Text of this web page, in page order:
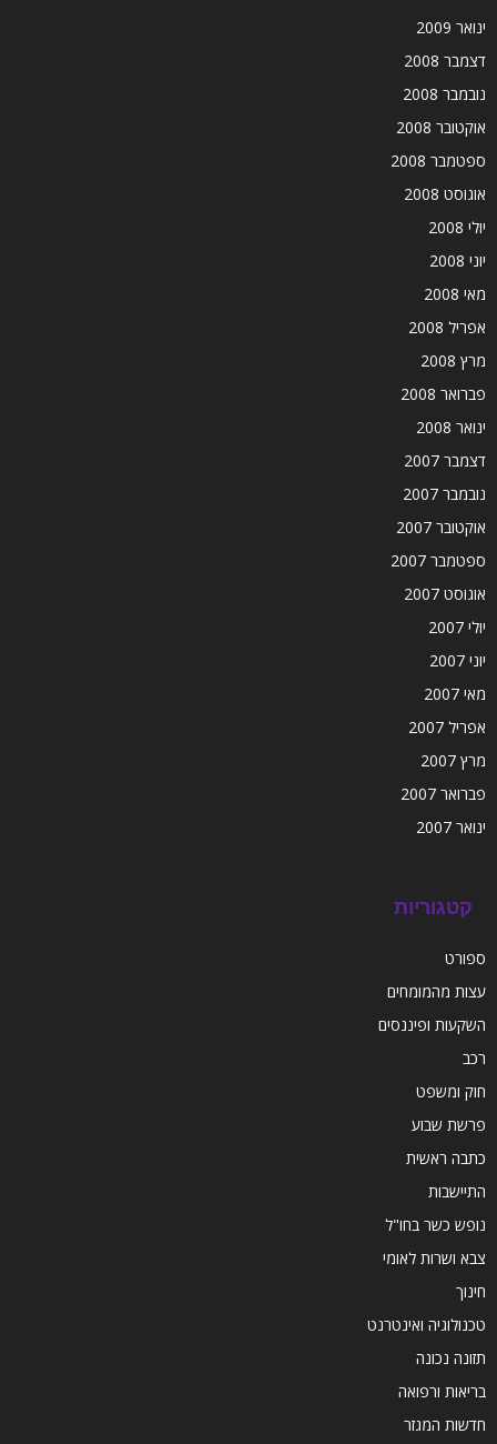
ינואר 2009
דצמבר 2008
נובמבר 2008
אוקטובר 2008
ספטמבר 2008
אוגוסט 2008
יולי 2008
יוני 2008
מאי 2008
אפריל 2008
מרץ 2008
פברואר 2008
ינואר 2008
דצמבר 2007
נובמבר 2007
אוקטובר 2007
ספטמבר 2007
אוגוסט 2007
יולי 2007
יוני 2007
מאי 2007
אפריל 2007
מרץ 2007
פברואר 2007
ינואר 2007
קטגוריות
ספורט
עצות מהמומחים
השקעות ופיננסים
רכב
חוק ומשפט
פרשת שבוע
כתבה ראשית
התיישבות
נופש כשר בחו"ל
צבא ושרות לאומי
חינוך
טכנולוגיה ואינטרנט
תזונה נכונה
בריאות ורפואה
חדשות המגזר